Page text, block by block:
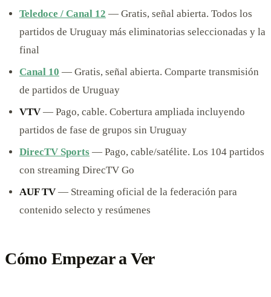
Teledoce / Canal 12 — Gratis, señal abierta. Todos los
partidos de Uruguay más eliminatorias seleccionadas y la
final
Canal 10 — Gratis, señal abierta. Comparte transmisión
de partidos de Uruguay
VTV — Pago, cable. Cobertura ampliada incluyendo
partidos de fase de grupos sin Uruguay
DirecTV Sports — Pago, cable/satélite. Los 104 partidos
con streaming DirecTV Go
AUF TV — Streaming oficial de la federación para
contenido selecto y resúmenes
Cómo Empezar a Ver